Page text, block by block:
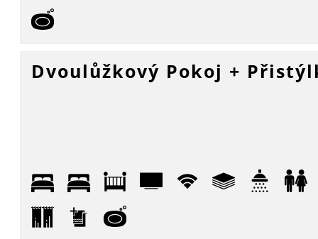
Dvoulůžkový Pokoj +